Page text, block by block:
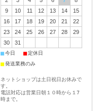
9
10 11 12 13 14
15
16
17 18 19 20 21
22
23
24 25 26 27 28
29
30
31
■今日 ■定休日
■発送業務のみ
ネットショップは土日祝日お休みで
す。
電話対応は営業日朝１０時から１7
時まで。